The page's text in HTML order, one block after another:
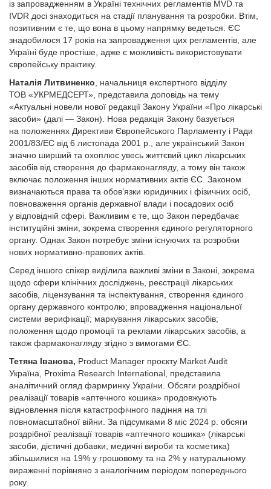
із запровадженням в Україні технічних регламентів MVD та
ІVDR досі знаходиться на стадії планування та розробки. Втім,
позитивним є те, що вона в цьому напрямку ведеться. ЄС
знадобилося 17 років на запровадження цих регламентів, але
Україні буде простіше, адже є можливість використовувати
європейську практику.
Наталія Литвиненко , начальниця експертного відділу
ТОВ «УКРМЕДСЕРТ», представила доповідь на тему
«Актуальні новели нової редакції Закону України «Про лікарські
засоби» (далі — Закон). Нова редакція Закону базується
на положеннях Директиви Європейського Парламенту і Ради
2001/83/ЕС від 6 листопада 2001 р., але український Закон
значно ширший та охоплює увесь життєвий цикл лікарських
засобів від створення до фармаконагляду, а тому він також
включає положення інших нормативних актів ЄС. Законом
визначаються права та обов’язки юридичних і фізичних осіб,
повноваження органів державної влади і посадових осіб
у відповідній сфері. Важливим є те, що Закон передбачає
інституційні зміни, зокрема створення єдиного регуляторного
органу. Однак Закон потребує зміни існуючих та розробки
нових нормативно-правових актів.
Серед іншого спікер виділила важливі зміни в Законі, зокрема
щодо сфери клінічних досліджень, реєстрації лікарських
засобів, ліцензування та інспектування, створення єдиного
органу державного контролю; впровадження національної
системи верифікації; маркування лікарських засобів;
положення щодо промоції та реклами лікарських засобів, а
також фармаконагляду згідно з вимогами ЄС.
Тетяна Іванова, Product Manager проєкту Market Audit
Україна, Proxima Research International, представила
аналітичний огляд фармринку України. Обсяги роздрібної
реалізації товарів «аптечного кошика» продовжують
відновлення після катастрофічного падіння на тлі
повномасштабної війни. За підсумками 8 міс 2024 р. обсяги
роздрібної реалізації товарів «аптечного кошика» (лікарські
засоби, дієтичні добавки, медичні вироби та косметика)
збільшилися на 19% у грошовому та на 2% у натуральному
вираженні порівняно з аналогічним періодом попереднього
року.